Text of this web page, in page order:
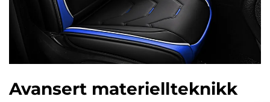
Avansert materiellteknikk